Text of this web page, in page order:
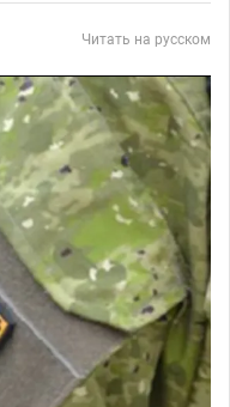
Читать на русском